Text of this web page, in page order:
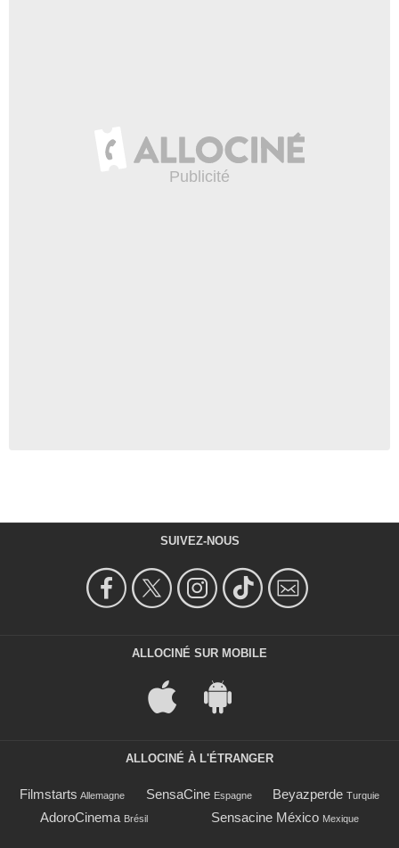
SUIVEZ-NOUS
ALLOCINÉ SUR MOBILE
ALLOCINÉ À L'ÉTRANGER
Filmstarts Allemagne SensaCine Espagne Beyazperde Turquie
AdoroCinema Brésil Sensacine México Mexique